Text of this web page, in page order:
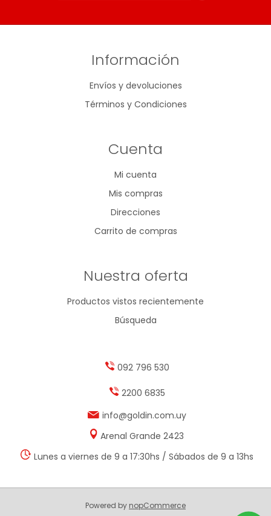
Información
Envíos y devoluciones
Términos y Condiciones
Cuenta
Mi cuenta
Mis compras
Direcciones
Carrito de compras
Nuestra oferta
Productos vistos recientemente
Búsqueda
092 796 530
2200 6835
info@goldin.com.uy
Arenal Grande 2423
Lunes a viernes de 9 a 17:30hs / Sábados de 9 a 13hs
Powered by nopCommerce